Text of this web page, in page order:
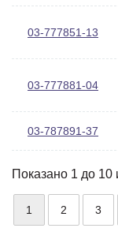
03-777851-13
03-777881-04
03-787891-37
Показано 1 до 10
1 2 3